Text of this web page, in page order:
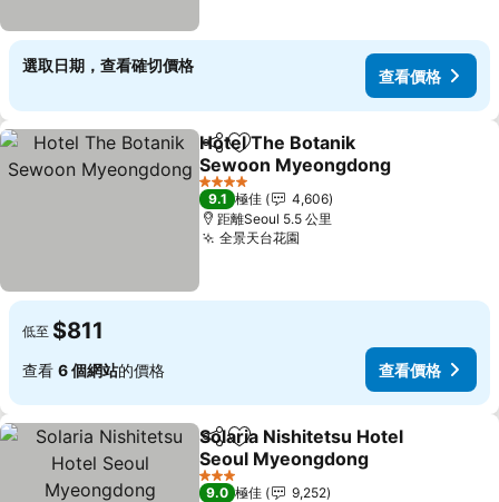
選取日期，查看確切價格
查看價格
分享 放到收藏夾
Hotel The Botanik
Sewoon Myeongdong
4 星級
9.1 極佳
4,606
距離Seoul 5.5 公里
全景天台花園
低至 $811
查看 6 個網站的價格 查看價格
分享 放到收藏夾
Solaria Nishitetsu Hotel
Seoul Myeongdong
3 星級
9.0 極佳
9,252